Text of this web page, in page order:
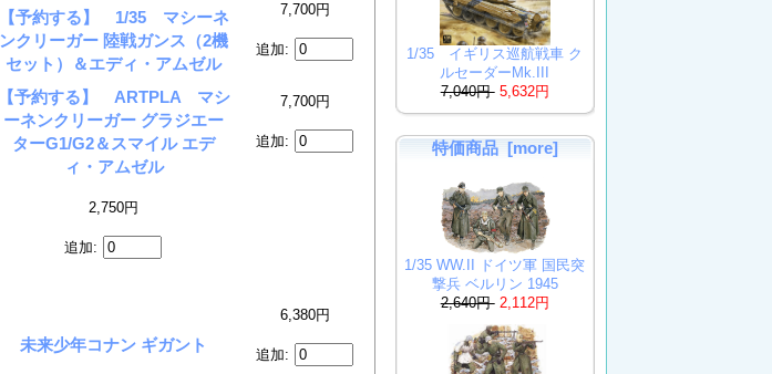
【予約する】 1/35 マシーネ
ンクリーガー 陸戦ガンス（2機
セット）＆エディ・アムゼル
7,700円
追加:
【予約する】 ARTPLA マシ
ーネンクリーガー グラジエー
ターG1/G2＆スマイル エデ
ィ・アムゼル
7,700円
追加:
2,750円
追加:
未来少年コナン ギガント
6,380円
追加:
1/35 イギリス巡航戦車 ク
ルセーダーMk.III
7,040円 5,632円
特価商品 [more]
1/35 WW.II ドイツ軍 国民突
撃兵 ベルリン 1945
2,640円 2,112円